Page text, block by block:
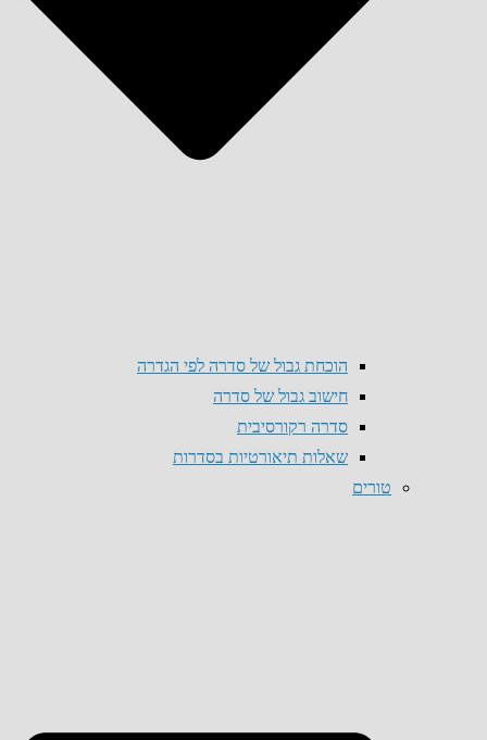
הוכחת גבול של סדרה לפי הגדרה
חישוב גבול של סדרה
סדרה רקורסיבית
שאלות תיאורטיות בסדרות
טורים